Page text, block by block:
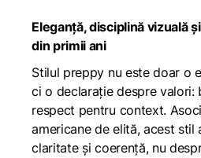
Eleganță, disciplină vizuală
din primii ani
Stilul preppy nu este doar o
ci o declarație despre valori:
respect pentru context.
americane de elită, acest stil
claritate și coerență, nu